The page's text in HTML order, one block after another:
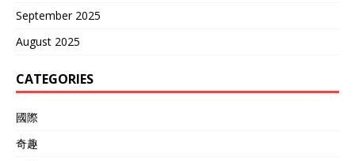
September 2025
August 2025
CATEGORIES
國際
奇趣